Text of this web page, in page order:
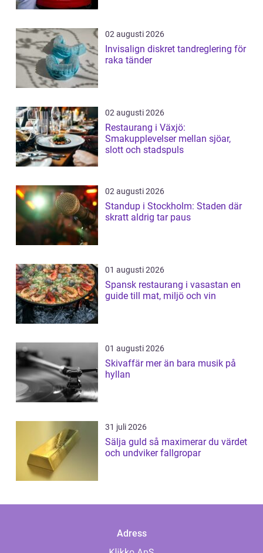
02 augusti 2026
Invisalign diskret tandreglering för
raka tänder
02 augusti 2026
Restaurang i Växjö:
Smakupplevelser mellan sjöar,
slott och stadspuls
02 augusti 2026
Standup i Stockholm: Staden där
skratt aldrig tar paus
01 augusti 2026
Spansk restaurang i vasastan en
guide till mat, miljö och vin
01 augusti 2026
Skivaffär mer än bara musik på
hyllan
31 juli 2026
Sälja guld så maximerar du värdet
och undviker fallgropar
Adress